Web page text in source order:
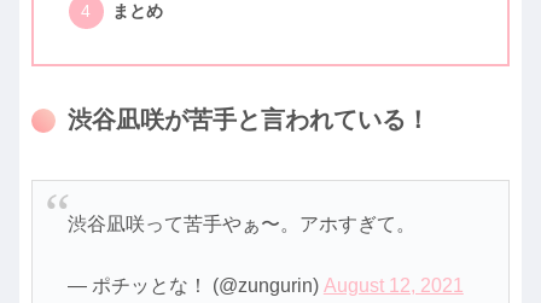
まとめ
渋谷凪咲が苦手と言われている！
渋谷凪咲って苦手やぁ〜。アホすぎて。
— ポチッとな！ (@zungurin) August 12, 2021